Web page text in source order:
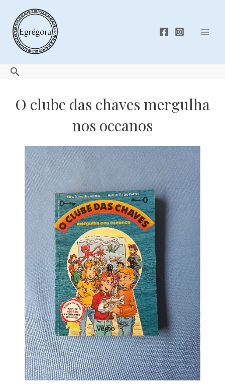
content
Search
O clube das chaves mergulha
nos oceanos